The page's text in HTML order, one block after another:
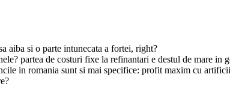
aiba si o parte intunecata a fortei, right?
partea de costuri fixe la refinantari e destul de mare
in romania sunt si mai specifice: profit maxim cu